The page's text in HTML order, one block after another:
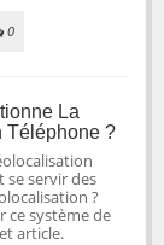
0
La
Téléphone ?
se servir des
?
ce système de
article.